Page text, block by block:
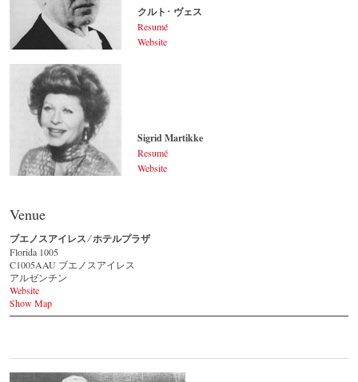
© by WJSO-Archive
クルト･ ヴェス
Resumé
Website
Sigrid Martikke
Resumé
Website
Venue
ブエノスアイレス ⁄ ホテルプラザ
Florida 1005
C1005AAU ブエノスアイレス
アルゼンチン
Website
Show Map